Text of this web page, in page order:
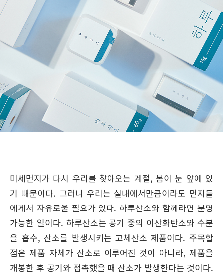
미세먼지가 다시 우리를 찾아오는 계절, 봄이 눈 앞에 있
기 때문이다. 그러니 우리는 실내에서만큼이라도 먼지들
에게서 자유로울 필요가 있다. 하루산소와 함께라면 분명
가능한 일이다. 하루산소는 공기 중의 이산화탄소와 수분
을 흡수, 산소를 발생시키는 고체산소 제품이다. 주목할
점은 제품 자체가 산소로 이루어진 것이 아니라, 제품을
개봉한 후 공기와 접촉했을 때 산소가 발생한다는 것이다.